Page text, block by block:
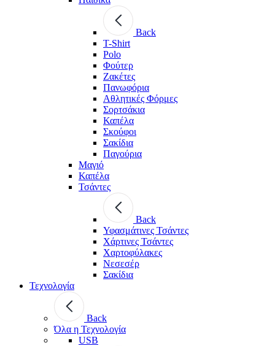
Back
T-Shirt
Polo
Φούτερ
Ζακέτες
Πανωφόρια
Αθλητικές Φόρμες
Σορτσάκια
Καπέλα
Σκούφοι
Σακίδια
Παγούρια
Μαγιό
Καπέλα
Τσάντες
Back
Υφασμάτινες Τσάντες
Χάρτινες Τσάντες
Χαρτοφύλακες
Νεσεσέρ
Σακίδια
Τεχνολογία
Back
Όλα η Τεχνολογία
USB